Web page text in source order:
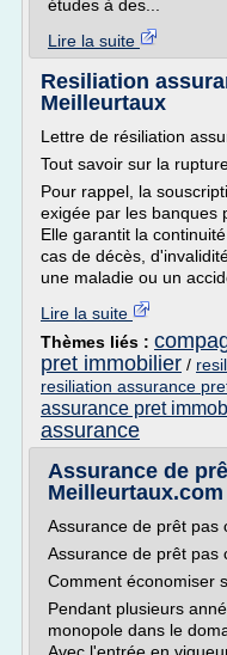
études à des...
Lire la suite
Resiliation
Meilleurtaux
Lettre de résiliation
Tout savoir sur la
Pour rappel, la
exigée par les banques
Elle garantit la
cas de décès,
une maladie ou un
Lire la suite
Thèmes liés :
pret immobilier /
resiliation assurance
assurance pret
assurance
Assurance de
Meilleurtaux.com
Assurance de prêt pas
Assurance de prêt pas
Comment économiser
Pendant plusieurs
monopole dans le